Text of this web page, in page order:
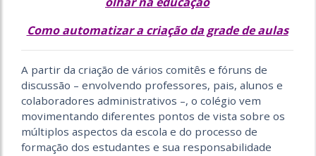
Como automatizar a criação da grade de aulas
A partir da criação de vários comitês e fóruns de
discussão – envolvendo professores, pais, alunos e
colaboradores administrativos –, o colégio vem
movimentando diferentes pontos de vista sobre os
múltiplos aspectos da escola e do processo de
formação dos estudantes e sua responsabilidade